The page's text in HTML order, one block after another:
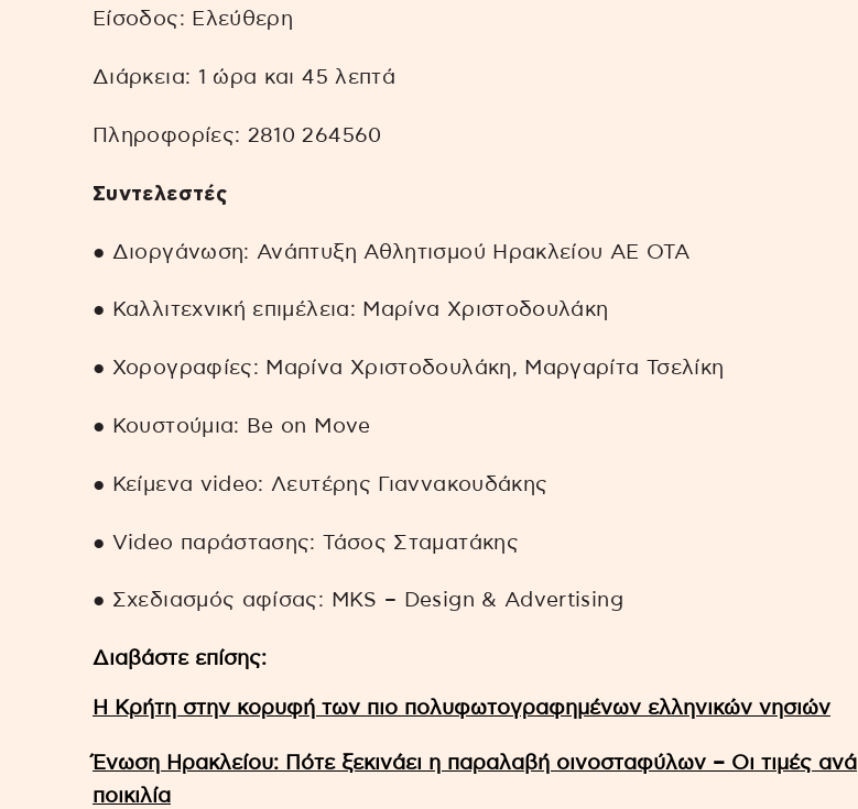
Είσοδος: Ελεύθερη
Διάρκεια: 1 ώρα και 45 λεπτά
Πληροφορίες: 2810 264560
Συντελεστές
● Διοργάνωση: Ανάπτυξη Αθλητισμού Ηρακλείου ΑΕ ΟΤΑ
● Καλλιτεχνική επιμέλεια: Μαρίνα Χριστοδουλάκη
● Χορογραφίες: Μαρίνα Χριστοδουλάκη, Μαργαρίτα Τσελίκη
● Κουστούμια: Be on Move
● Κείμενα video: Λευτέρης Γιαννακουδάκης
● Video παράστασης: Τάσος Σταματάκης
● Σχεδιασμός αφίσας: MKS – Design & Advertising
Διαβάστε επίσης:
Η Κρήτη στην κορυφή των πιο πολυφωτογραφημένων ελληνικών νησιών
Ένωση Ηρακλείου: Πότε ξεκινάει η παραλαβή οινοσταφύλων – Οι τιμές ανά
ποικιλία